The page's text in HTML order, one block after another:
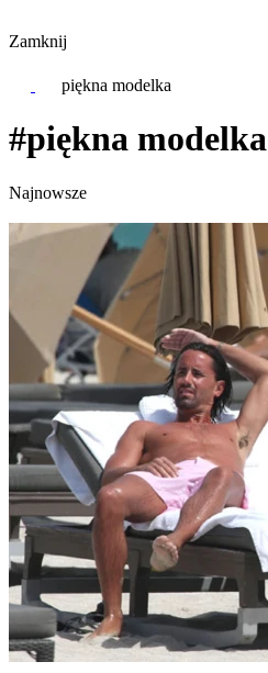
Zamknij
piękna modelka
#piękna modelka
Najnowsze